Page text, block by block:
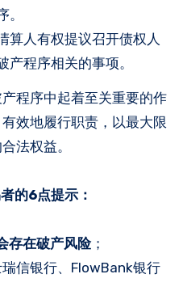
算人有权提议召开债权人
程序相关的事项。
程序中起着至关重要的作
效地履行职责，以最大限
法权益。
的6点提示：
存在破产风险；
信银行、FlowBank银行